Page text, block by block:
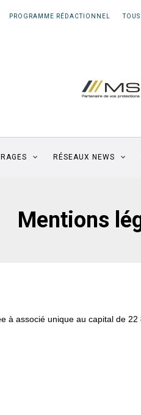
PROGRAMME RÉDACTIONNEL
RÉSEAUX NEWS
Mentions
à associé unique au capital de 22